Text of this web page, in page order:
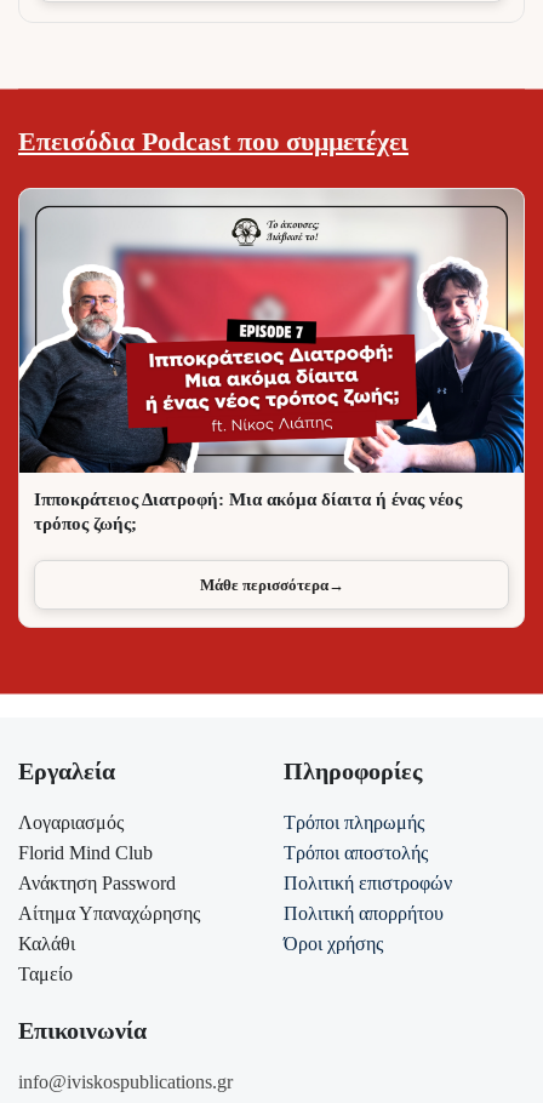
Επεισόδια Podcast που συμμετέχει
Ιπποκράτειος Διατροφή: Μια ακόμα δίαιτα ή ένας νέος
τρόπος ζωής;
Μάθε περισσότερα→
Εργαλεία
Λογαριασμός
Florid Mind Club
Ανάκτηση Password
Αίτημα Υπαναχώρησης
Καλάθι
Ταμείο
Πληροφορίες
Τρόποι πληρωμής
Τρόποι αποστολής
Πολιτική επιστροφών
Πολιτική απορρήτου
Όροι χρήσης
Επικοινωνία
info@iviskospublications.gr